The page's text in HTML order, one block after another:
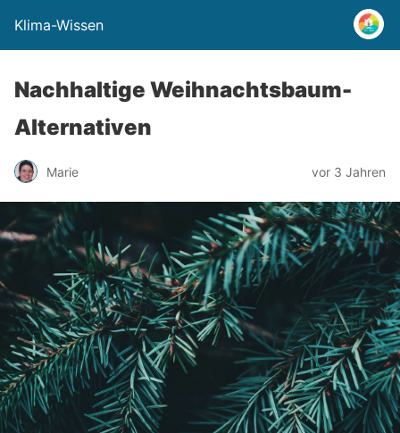
Klima-Wissen
Nachhaltige Weihnachtsbaum-
Alternativen
Marie vor 3 Jahren